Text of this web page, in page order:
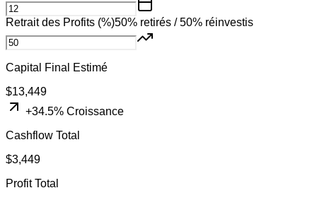
Retrait des Profits (%)50% retirés /50% réinvestis
Capital Final Estimé
$13,449
+34.5% Croissance
Cashflow Total
$3,449
Profit Total